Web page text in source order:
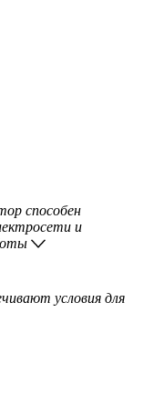
способен
и
условия для